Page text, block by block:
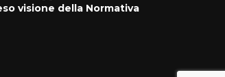
visione della Normativa